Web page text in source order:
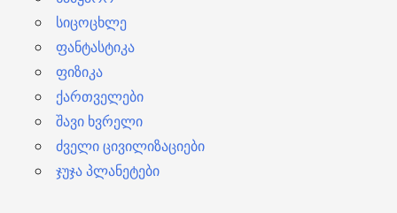
სიცოცხლე
ფანტასტიკა
ფიზიკა
ქართველები
შავი ხვრელი
ძველი ცივილიზაციები
ჯუჯა პლანეტები